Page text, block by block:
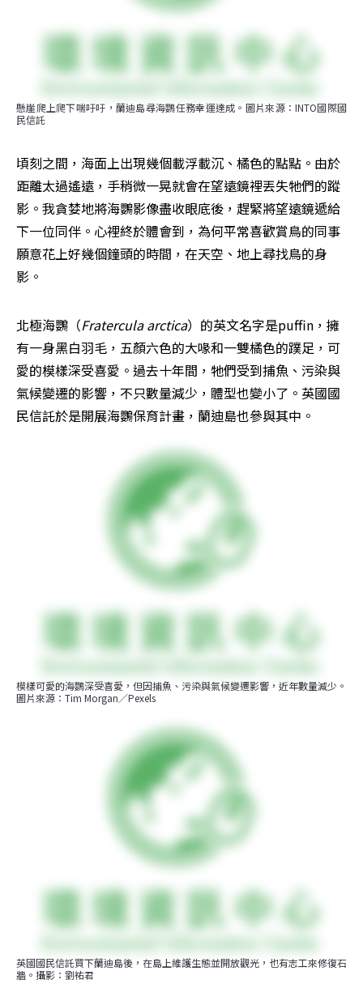
懸崖爬上爬下喘吁吁，蘭迪島尋海鸚任務幸運達成。圖片來源：INTO國際國
民信託
頃刻之間，海面上出現幾個載浮載沉、橘色的點點。由於
距離太過遙遠，手稍微一晃就會在望遠鏡裡丟失牠們的蹤
影。我貪婪地將海鸚影像盡收眼底後，趕緊將望遠鏡遞給
下一位同伴。心裡終於體會到，為何平常喜歡賞鳥的同事
願意花上好幾個鐘頭的時間，在天空、地上尋找鳥的身
影。
北極海鸚（Fratercula arctica）的英文名字是puffin，擁
有一身黑白羽毛，五顏六色的大喙和一雙橘色的蹼足，可
愛的模樣深受喜愛。過去十年間，牠們受到捕魚、污染與
氣候變遷的影響，不只數量減少，體型也變小了。英國國
民信託於是開展海鸚保育計畫，蘭迪島也參與其中。
模樣可愛的海鸚深受喜愛，但因捕魚、污染與氣候變遷影響，近年數量減少。
圖片來源：Tim Morgan／Pexels
英國國民信託買下蘭迪島後，在島上維護生態並開放觀光，也有志工來修復石
牆。攝影：劉祐君